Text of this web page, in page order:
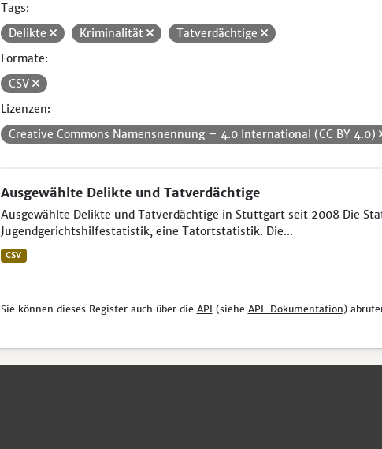
Tags:
Delikte
Kriminalität
Tatverdächtige
Formate:
CSV
Lizenzen:
Creative Commons Namensnennung – 4.0 International (CC BY 4.0)
Ausgewählte Delikte und Tatverdächtige
Ausgewählte Delikte und Tatverdächtige in Stuttgart seit 2008 Die
Jugendgerichtshilfestatistik, eine Tatortstatistik. Die...
CSV
Sie können dieses Register auch über die API (siehe API-Dokumentation)